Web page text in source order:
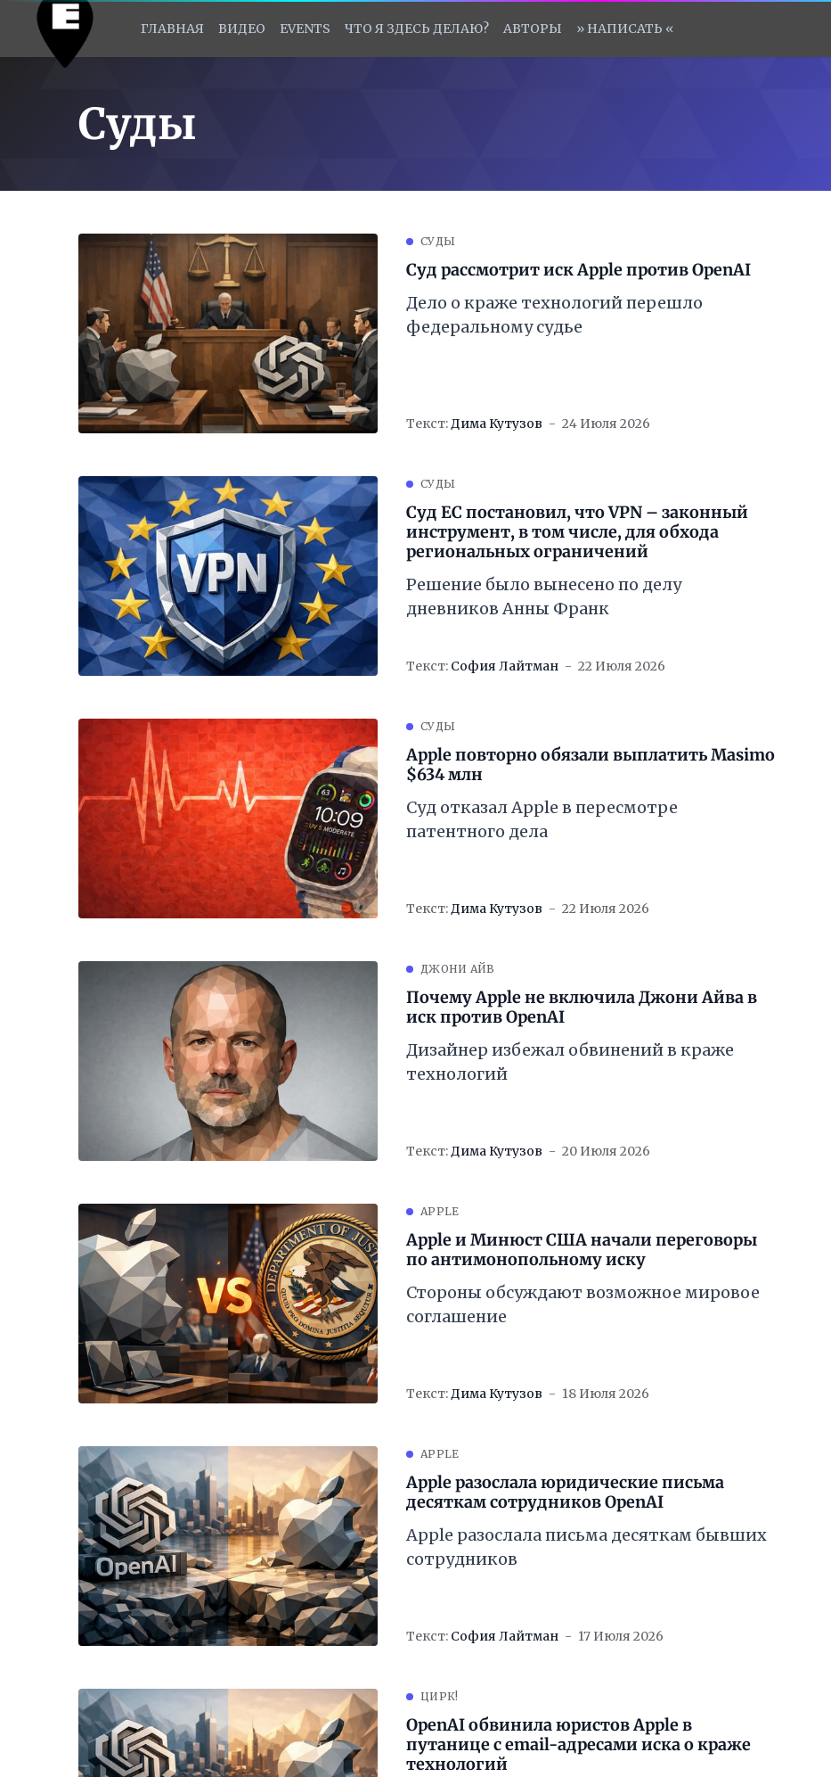
ГЛАВНАЯ ВИДЕО EVENTS ЧТО Я ЗДЕСЬ ДЕЛАЮ? АВТОРЫ » НАПИСАТЬ «
Суды
СУДЫ
Суд рассмотрит иск Apple против OpenAI
Дело о краже технологий перешло
федеральному судье
Текст:Дима Кутузов 24 Июля 2026
СУДЫ
Суд ЕС постановил, что VPN – законный
инструмент, в том числе, для обхода
региональных ограничений
Решение было вынесено по делу
дневников Анны Франк
Текст: София Лайтман 22 Июля 2026
СУДЫ
Apple повторно обязали выплатить Masimo
$634 млн
Суд отказал Apple в пересмотре
патентного дела
Текст:Дима Кутузов 22 Июля 2026
ДЖОНИ АЙВ
Почему Apple не включила Джони Айва в
иск против OpenAI
Дизайнер избежал обвинений в краже
технологий
Текст:Дима Кутузов 20 Июля 2026
APPLE
Apple и Минюст США начали переговоры
по антимонопольному иску
Стороны обсуждают возможное мировое
соглашение
Текст:Дима Кутузов 18 Июля 2026
APPLE
Apple разослала юридические письма
десяткам сотрудников OpenAI
Apple разослала письма десяткам бывших
сотрудников
Текст: София Лайтман 17 Июля 2026
ЦИРК!
OpenAI обвинила юристов Apple в
путанице с email-адресами иска о краже
технологий